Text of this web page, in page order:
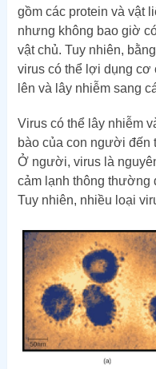
gồm các protein và vật
nhưng không bao giờ
vật chủ. Tuy nhiên,
virus có thể lợi dụng cơ
lên và lây nhiễm sang
Virus có thể lây nhiễm
bào của con người đến
Ở người, virus là
cảm lạnh thông thường
Tuy nhiên, nhiều loại